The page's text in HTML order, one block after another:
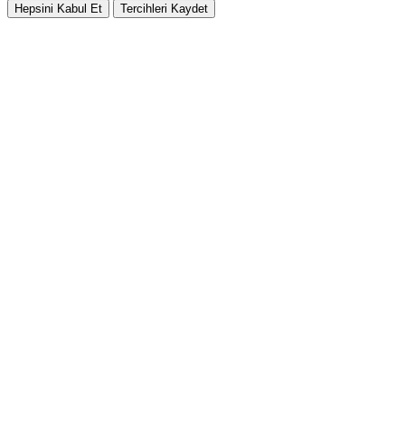
Hepsini Kabul Et Tercihleri Kaydet